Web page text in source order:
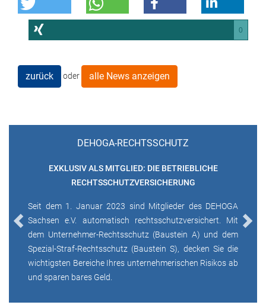
0
zurück oder alle News anzeigen
DEHOGA-RECHTSSCHUTZ
EXKLUSIV ALS MITGLIED: DIE BETRIEBLICHE
RECHTSSCHUTZVERSICHERUNG
Seit dem 1. Januar 2023 sind Mitglieder des DEHOGA
Sachsen e.V. automatisch rechtsschutzversichert. Mit
dem Unternehmer-Rechtsschutz (Baustein A) und dem
Spezial-Straf-Rechtsschutz (Baustein S), decken Sie die
wichtigsten Bereiche Ihres unternehmerischen Risikos ab
und sparen bares Geld.
Previous Next